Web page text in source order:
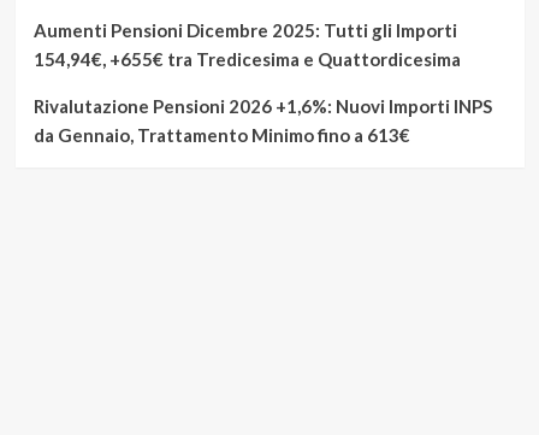
Aumenti Pensioni Dicembre 2025: Tutti gli Importi
154,94€, +655€ tra Tredicesima e Quattordicesima
Rivalutazione Pensioni 2026 +1,6%: Nuovi Importi INPS
da Gennaio, Trattamento Minimo fino a 613€